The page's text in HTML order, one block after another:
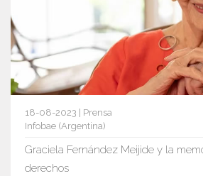
18-08-2023 | Prensa
Infobae (Argentina)
Graciela Fernández Meijide y la
derechos